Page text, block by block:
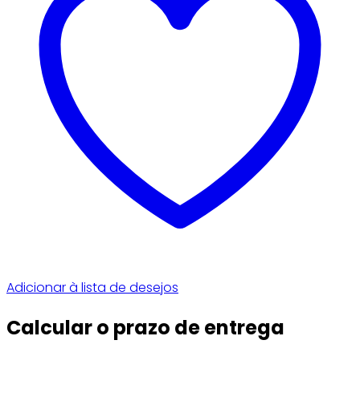
Adicionar à lista de desejos
Calcular o prazo de entrega